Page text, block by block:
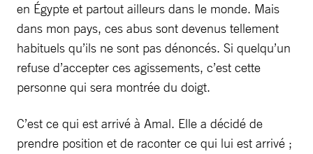
en Égypte et partout ailleurs dans le monde. Mais
dans mon pays, ces abus sont devenus tellement
habituels qu’ils ne sont pas dénoncés. Si quelqu’un
refuse d’accepter ces agissements, c’est cette
personne qui sera montrée du doigt.
C’est ce qui est arrivé à Amal. Elle a décidé de
prendre position et de raconter ce qui lui est arrivé ;